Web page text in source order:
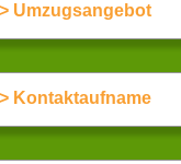
Umzugsangebot
Kontaktaufname